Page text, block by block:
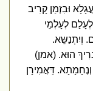
וּבִזְמַן קָרִיב
לְעָלְמֵי
הוּא. (אמן)
דַּאֲמִירָן